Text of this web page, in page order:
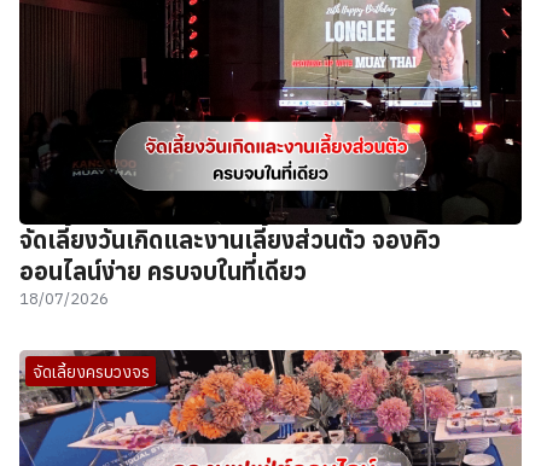
จัดเลี้ยงวันเกิดและงานเลี้ยงส่วนตัว จองคิว
ออนไลน์ง่าย ครบจบในที่เดียว
18/07/2026
จัดเลี้ยงครบวงจร